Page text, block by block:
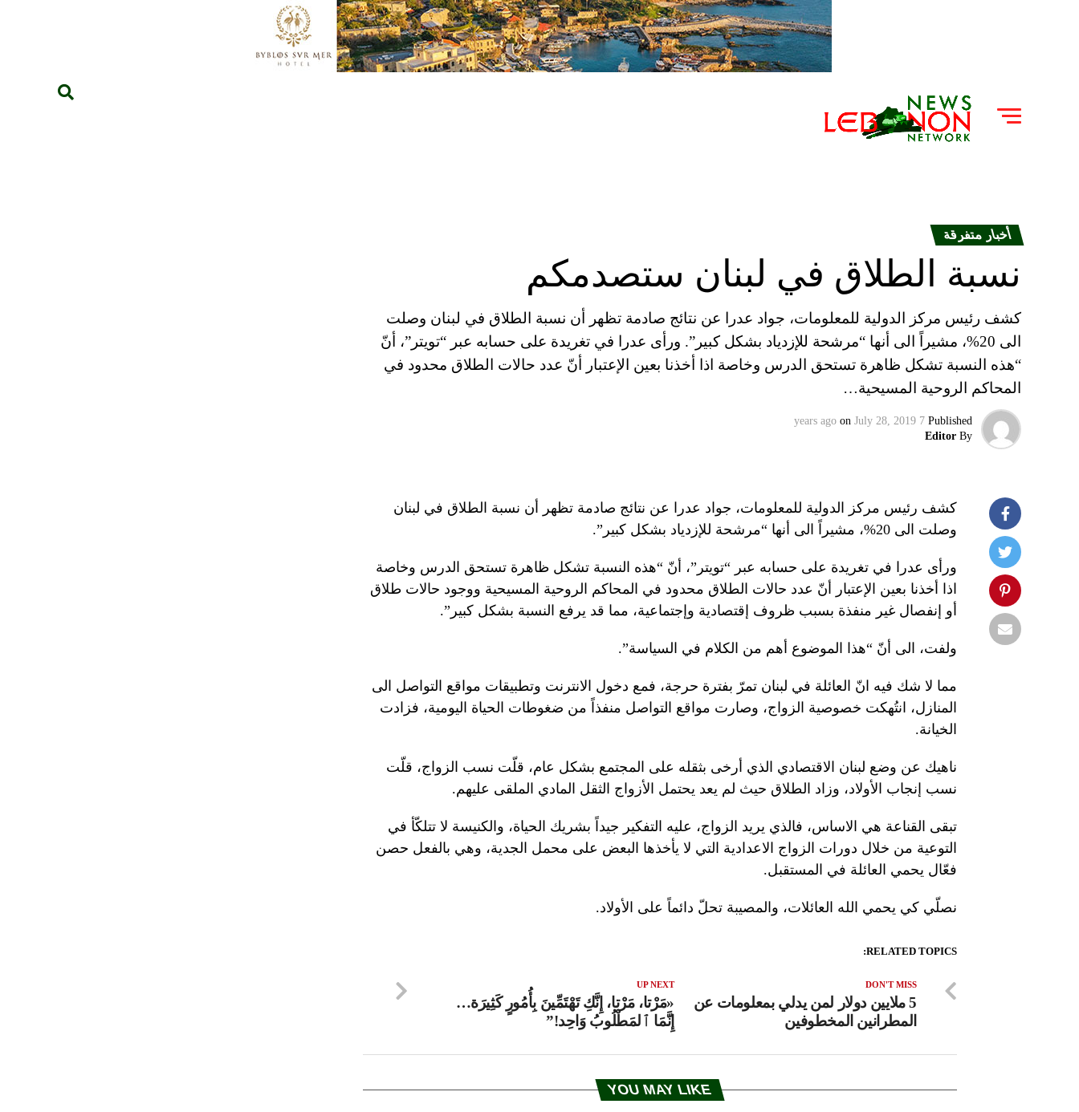
أخبار متفرقة
نسبة الطلاق في لبنان ستصدمكم
كشف رئيس مركز الدولية للمعلومات، جواد عدرا عن نتائج صادمة تظهر أن نسبة الطلاق في لبنان وصلت
الى 20%، مشيراً الى أنها “مرشحة للإزدياد بشكل كبير”. ورأى عدرا في تغريدة على حسابه عبر “تويتر”، أنّ
“هذه النسبة تشكل ظاهرة تستحق الدرس وخاصة اذا أخذنا بعين الإعتبار أنّ عدد حالات الطلاق محدود في
المحاكم الروحية المسيحية…
Published
7 years ago
on July 28, 2019
By
Editor
كشف رئيس مركز الدولية للمعلومات، جواد عدرا عن نتائج صادمة تظهر أن نسبة الطلاق في لبنان
وصلت الى 20%، مشيراً الى أنها “مرشحة للإزدياد بشكل كبير”.
ورأى عدرا في تغريدة على حسابه عبر “تويتر”، أنّ “هذه النسبة تشكل ظاهرة تستحق الدرس وخاصة
اذا أخذنا بعين الإعتبار أنّ عدد حالات الطلاق محدود في المحاكم الروحية المسيحية ووجود حالات طلاق
أو إنفصال غير منفذة بسبب ظروف إقتصادية وإجتماعية، مما قد يرفع النسبة بشكل كبير”.
ولفت، الى أنّ “هذا الموضوع أهم من الكلام في السياسة”.
مما لا شك فيه انّ العائلة في لبنان تمرّ بفترة حرجة، فمع دخول الانترنت وتطبيقات مواقع التواصل الى
المنازل، انتُهكت خصوصية الزواج، وصارت مواقع التواصل منفذاً من ضغوطات الحياة اليومية، فزادت
الخيانة.
ناهيك عن وضع لبنان الاقتصادي الذي أرخى بثقله على المجتمع بشكل عام، قلّت نسب الزواج، قلّت
نسب إنجاب الأولاد، وزاد الطلاق حيث لم يعد يحتمل الأزواج الثقل المادي الملقى عليهم.
تبقى القناعة هي الاساس، فالذي يريد الزواج، عليه التفكير جيداً بشريك الحياة، والكنيسة لا تتلكّأ في
التوعية من خلال دورات الزواج الاعدادية التي لا يأخذها البعض على محمل الجدية، وهي بالفعل حصن
فعّال يحمي العائلة في المستقبل.
نصلّي كي يحمي الله العائلات، والمصيبة تحلّ دائماً على الأولاد.
RELATED TOPICS:
UP NEXT
«مَرْتا، مَرْتا، إِنَّكِ تَهْتَمِّينَ بِأُمُورٍ كَثِيرَة…
إِنَّمَا ٱلمَطْلُوبُ وَاحِد!”
DON'T MISS
5 ملايين دولار لمن يدلي بمعلومات عن
المطرانين المخطوفين
YOU MAY LIKE